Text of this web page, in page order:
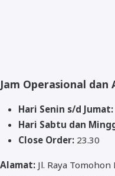
Jam Operasional dan
Hari Senin s/d Jumat:
Hari Sabtu dan
Close Order: 23.30
Alamat: Jl. Raya